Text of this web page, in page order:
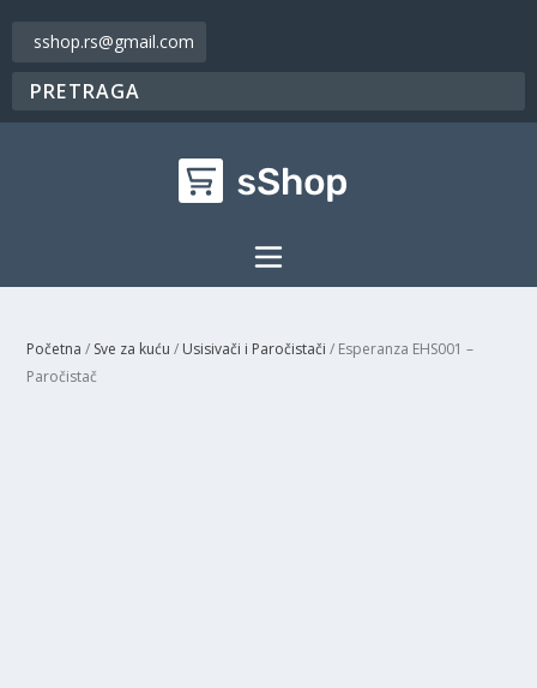
sshop.rs@gmail.com
Početna / Sve za kuću / Usisivači i Paročistači / Esperanza EHS001 –
Paročistač